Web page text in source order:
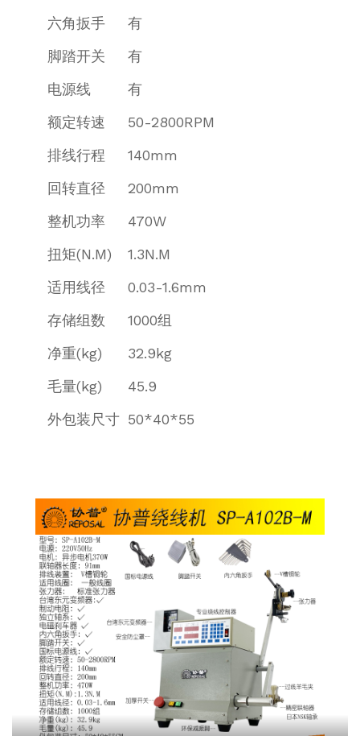
六角扳手
有
脚踏开关
有
电源线
有
额定转速
50-2800RPM
排线行程
140mm
回转直径
200mm
整机功率
470W
扭矩(N.M)
1.3N.M
适用线径
0.03-1.6mm
存储组数
1000组
净重(kg)
32.9kg
毛量(kg)
45.9
外包装尺寸 50*40*55